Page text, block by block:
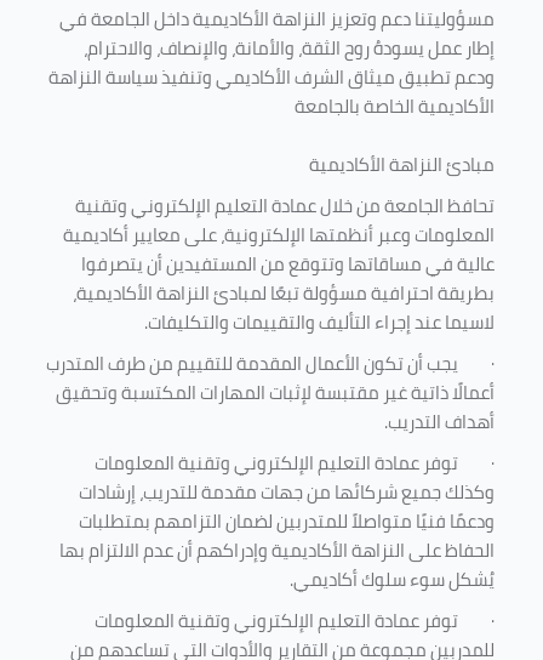
مسؤوليتنا دعم وتعزيز النزاهة الأكاديمية داخل الجامعة في
إطار عمل يسودهُ روح الثقة، والأمانة، والإنصاف، والاحترام،
ودعم تطبيق ميثاق الشرف الأكاديمي وتنفيذ سياسة النزاهة
الأكاديمية الخاصة بالجامعة
مبادئ النزاهة الأكاديمية
تحافظ الجامعة من خلال عمادة التعليم الإلكتروني وتقنية
المعلومات وعبر أنظمتها الإلكترونية، على معايير أكاديمية
عالية في مساقاتها وتتوقع من المستفيدين أن يتصرفوا
بطريقة احترافية مسؤولة تبعًا لمبادئ النزاهة الأكاديمية،
لاسيما عند إجراء التأليف والتقييمات والتكليفات.
· يجب أن تكون الأعمال المقدمة للتقييم من طرف المتدرب
أعمالًا ذاتية غير مقتبسة لإثبات المهارات المكتسبة وتحقيق
أهداف التدريب.
· توفر عمادة التعليم الإلكتروني وتقنية المعلومات
وكذلك جميع شركائها من جهات مقدمة للتدريب، إرشادات
ودعمًا فنيًا متواصلاً للمتدربين لضمان التزامهم بمتطلبات
الحفاظ على النزاهة الأكاديمية وإدراكهم أن عدم الالتزام بها
يُشكل سوء سلوك أكاديمي.
· توفر عمادة التعليم الإلكتروني وتقنية المعلومات
للمدربين مجموعة من التقارير والأدوات التي تساعدهم من